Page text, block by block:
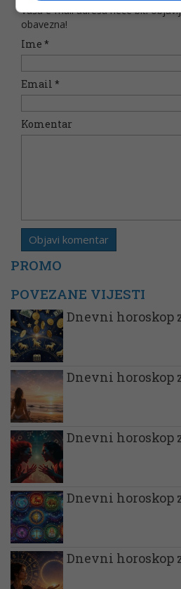
Vaša e-mail adresa neće biti
obavezna!
Ime *
Email *
Komentar
PROMO
POVEZANE VIJESTI
Dnevni horoskop
Dnevni horoskop
Dnevni horoskop
Dnevni horoskop
Dnevni horoskop